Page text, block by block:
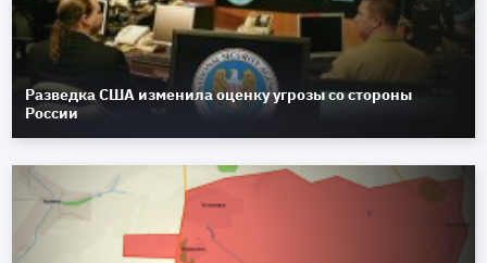
Разведка США изменила оценку угрозы со стороны
России